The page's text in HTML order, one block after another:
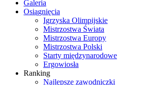
Galeria
Osiągnięcia
Igrzyska Olimpijskie
Mistrzostwa Świata
Mistrzostwa Europy
Mistrzostwa Polski
Starty międzynarodowe
Ergowiosła
Ranking
Najlepsze zawodniczki